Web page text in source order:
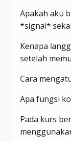
Apakah aku
*signal*
Kenapa
setelah
Cara
Apa fungsi
Pada kurs